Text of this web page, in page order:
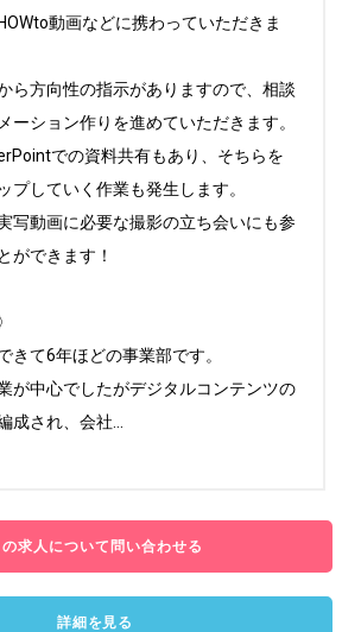
動画などに携わっていただきま
ら方向性の指示がありますので、相談
ーション作りを進めていただきます。
での資料共有もあり、そちらを
プしていく作業も発生します。
写動画に必要な撮影の立ち会いにも参
ができます！
きて6年ほどの事業部です。
が中心でしたがデジタルコンテンツの
成され、会社
の求人について問い合わせる
詳細を見る